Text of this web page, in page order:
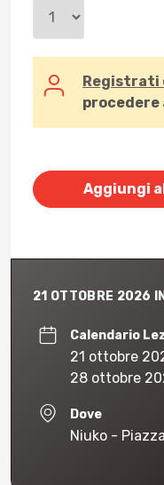
Registrati
procedere
Aggiungi
21 OTTOBRE 2026
Calendario
21 ottobre
28 ottobre
Dove
Niuko -